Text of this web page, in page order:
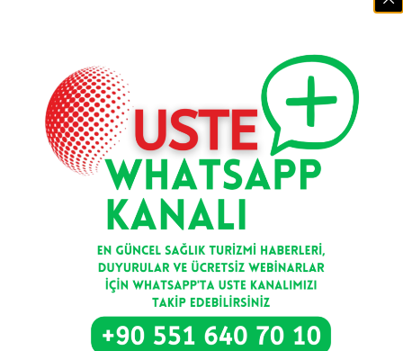
Devamını Oku >